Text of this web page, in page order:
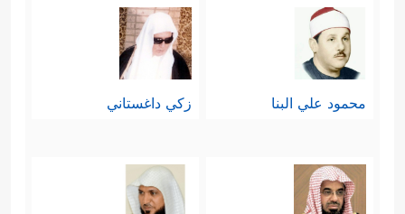
محمود علي البنا زكي داغستاني